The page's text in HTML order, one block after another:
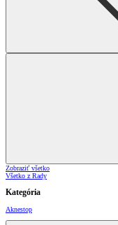
Zobraziť všetko
Všetko z Rady
Kategória
Aknestop